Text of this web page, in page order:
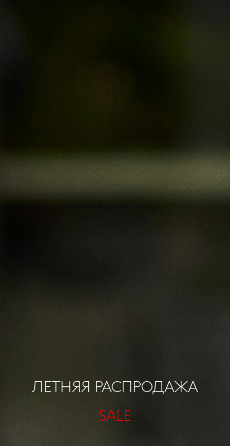
ЛЕТНЯЯ РАСПРОДАЖА
SALE